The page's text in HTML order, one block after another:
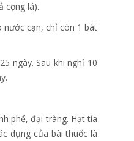
cọng lá).
nước cạn, chỉ còn 1 bát
ngày. Sau khi nghỉ 10
phế, đại tràng. Hạt tía
dụng của bài thuốc là